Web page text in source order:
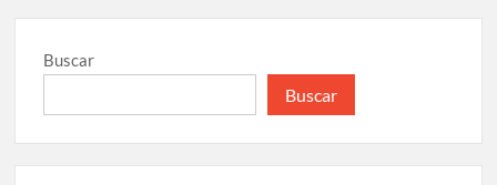
Buscar
Buscar